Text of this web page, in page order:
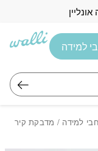
למידה
למידה / מדבקת קיר